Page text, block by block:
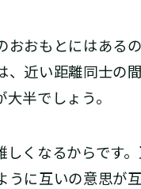
おもとにはある
近い距離同士の
半でしょう。
くなるからです
に互いの意思が